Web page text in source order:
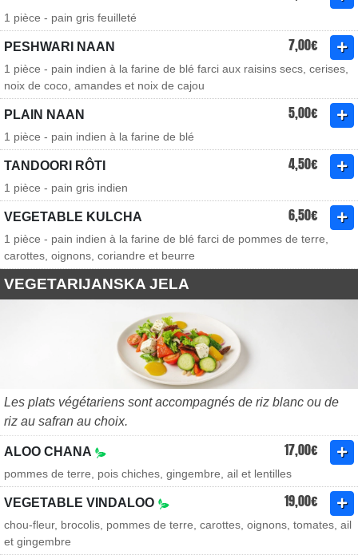
1 pièce - pain gris feuilleté
PESHWARI NAAN 7,00€
1 pièce - pain indien à la farine de blé farci aux raisins secs, cerises,
noix de coco, amandes et noix de cajou
PLAIN NAAN 5,00€
1 pièce - pain indien à la farine de blé
TANDOORI RÔTI 4,50€
1 pièce - pain gris indien
VEGETABLE KULCHA 6,50€
1 pièce - pain indien à la farine de blé farci de pommes de terre,
carottes, oignons, coriandre et beurre
VEGETARIJANSKA JELA
Les plats végétariens sont accompagnés de riz blanc ou de
riz au safran au choix.
ALOO CHANA 17,00€
pommes de terre, pois chiches, gingembre, ail et lentilles
VEGETABLE VINDALOO 19,00€
chou-fleur, brocolis, pommes de terre, carottes, oignons, tomates, ail
et gingembre